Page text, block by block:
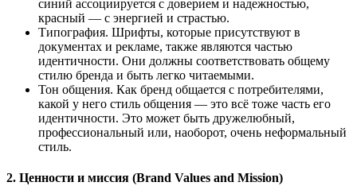
синий ассоциируется с доверием и надежностью,
красный — с энергией и страстью.
Типография. Шрифты, которые присутствуют в
документах и рекламе, также являются частью
идентичности. Они должны соответствовать общему
стилю бренда и быть легко читаемыми.
Тон общения. Как бренд общается с потребителями,
какой у него стиль общения — это всё тоже часть его
идентичности. Это может быть дружелюбный,
профессиональный или, наоборот, очень неформальный
стиль.
2. Ценности и миссия (Brand Values and Mission)